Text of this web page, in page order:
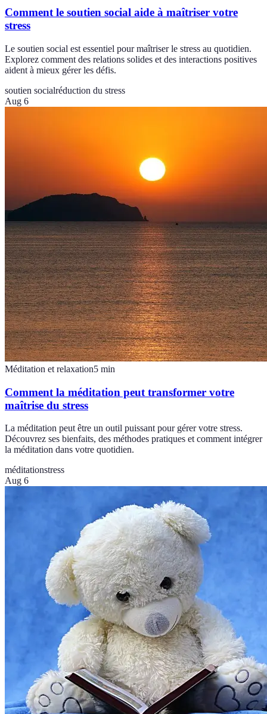
Comment le soutien social aide à maîtriser votre
stress
Le soutien social est essentiel pour maîtriser le stress au quotidien.
Explorez comment des relations solides et des interactions positives
aident à mieux gérer les défis.
soutien socialréduction du stress
Aug 6
Méditation et relaxation5 min
Comment la méditation peut transformer votre
maîtrise du stress
La méditation peut être un outil puissant pour gérer votre stress.
Découvrez ses bienfaits, des méthodes pratiques et comment intégrer
la méditation dans votre quotidien.
méditationstress
Aug 6